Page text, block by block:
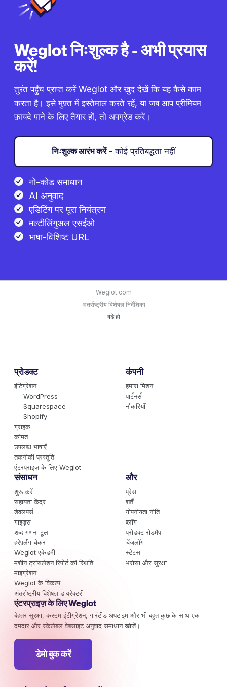
Weglot निःशुल्क है - अभी प्रयास
करें!
तुरंत पहुँच प्राप्त करें Weglot और खुद देखें कि यह कैसे काम
करता है। इसे मुफ़्त में इस्तेमाल करते रहें, या जब आप प्रीमियम
फ़ायदे पाने के लिए तैयार हों, तो अपग्रेड करें।
निःशुल्क आरंभ करें- कोई प्रतिबद्धता नहीं
नो-कोड समाधान
AI अनुवाद
एडिटिंग पर पूरा नियंत्रण
मल्टीलिंगुअल एसईओ
भाषा-विशिष्ट URL
Weglot.com
-
अंतर्राष्ट्रीय विशेषज्ञ निर्देशिका
-
बडे हो
प्रोडक्ट
इंटिग्रेशन
- WordPress
- Squarespace
- Shopify
ग्राहक
कीमत
उपलब्ध भाषाएँ
तकनीकी प्रस्तुति
एंटरप्राइज़ के लिए Weglot
कंपनी
हमारा मिशन
पार्टनर्स
नौकरियाँ
संसाधन
शुरू करें
सहायता केंद्र
डेवलपर्स
गाइड्स
शब्द गणना टूल
हरेफ़्लैंग चेकर
Weglot एकेडमी
मशीन ट्रांसलेशन रिपोर्ट की स्थिति
माइग्रेशन
Weglot के विकल्प
अंतर्राष्ट्रीय विशेषज्ञ डायरेक्टरी
और
प्रेस
शर्तें
गोपनीयता नीति
ब्लॉग
प्रोडक्ट रोडमैप
चेंजलॉग
स्टेटस
भरोसा और सुरक्षा
एंटरप्राइज़ के लिए Weglot
बेहतर सुरक्षा, कस्टम इंटीग्रेशन, गारंटीड अपटाइम और भी बहुत कुछ के साथ एक
दमदार और स्केलेबल वेबसाइट अनुवाद समाधान खोजें।
डेमो बुक करें